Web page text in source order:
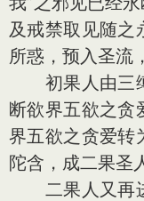
及戒禁取见随之
所惑，预入圣流
初果人由三缚
断欲界五欲之贪
界五欲之贪爱转
陀含，成二果圣
二果人又再进